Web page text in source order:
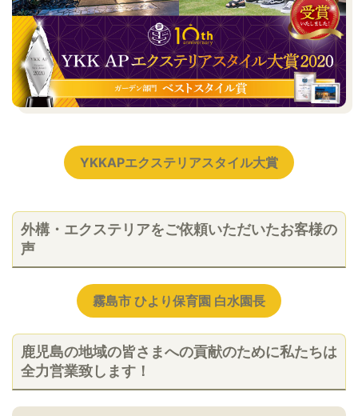
YKKAPエクステリアスタイル大賞
外構・エクステリアをご依頼いただいたお客様の
声
霧島市 ひより保育園 白水園長
鹿児島の地域の皆さまへの貢献のために私たちは
全力営業致します！